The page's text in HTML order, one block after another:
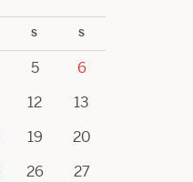
S S
5
6
12
13
19
20
26
27